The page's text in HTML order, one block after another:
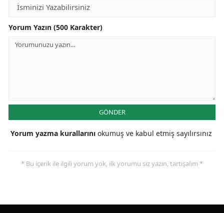
Yorum Yazın (500 Karakter)
GÖNDER
Yorum yazma kurallarını okumuş ve kabul etmiş sayılırsınız
* Bu içerik ile ilgili yorum yok, ilk yorumu siz yazın, tartışalım *